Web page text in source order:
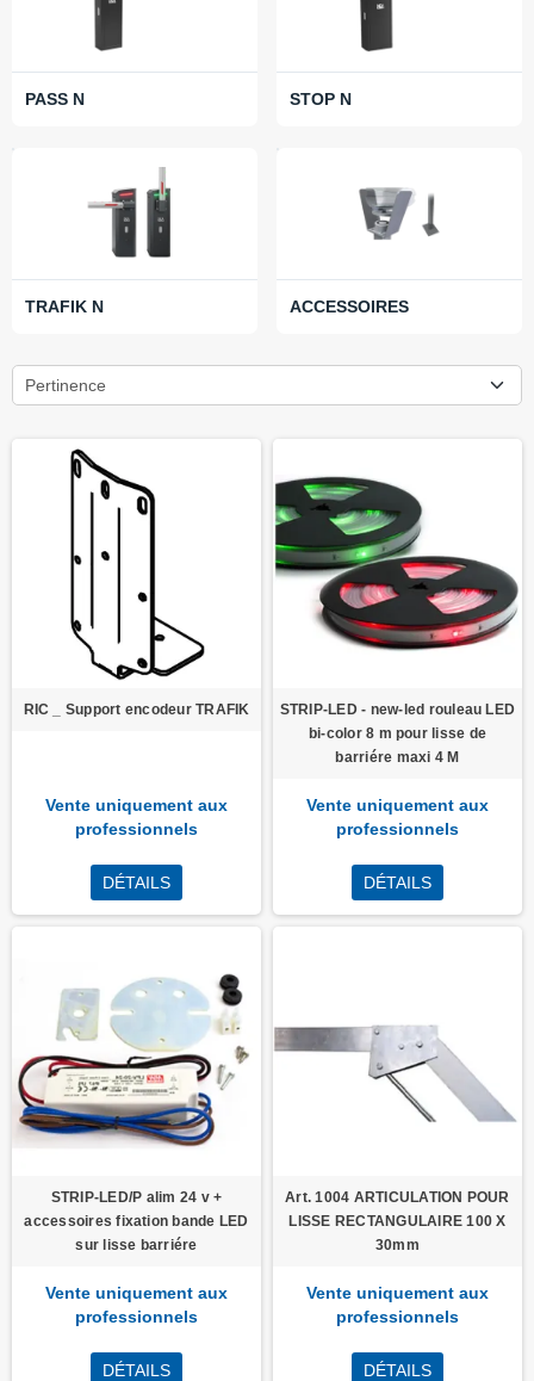
PASS N STOP N
TRAFIK N ACCESSOIRES
Pertinence
RIC _ Support encodeur TRAFIK
Vente uniquement aux
professionnels
DÉTAILS
STRIP-LED - new-led rouleau LED
bi-color 8 m pour lisse de
barriére maxi 4 M
Vente uniquement aux
professionnels
DÉTAILS
STRIP-LED/P alim 24 v +
accessoires fixation bande LED
sur lisse barriére
Vente uniquement aux
professionnels
DÉTAILS
Art. 1004 ARTICULATION POUR
LISSE RECTANGULAIRE 100 X
30mm
Vente uniquement aux
professionnels
DÉTAILS